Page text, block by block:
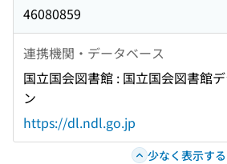
46080859
連携機関・データベース
国立国会図書館 : 国立国会図書館
ン
https://dl.ndl.go.jp
少なく表示する